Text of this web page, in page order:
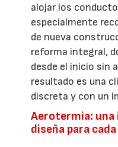
alojar los
especialmente
de nueva
reforma integral,
desde el inicio sin
resultado es una
discreta y con un
Aerotermia:
diseña para